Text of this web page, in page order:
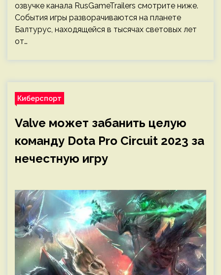
озвучке канала RusGameTrailers смотрите ниже.
События игры разворачиваются на планете
Балтурус, находящейся в тысячах световых лет
от…
Киберспорт
Valve может забанить целую
команду Dota Pro Circuit 2023 за
нечестную игру